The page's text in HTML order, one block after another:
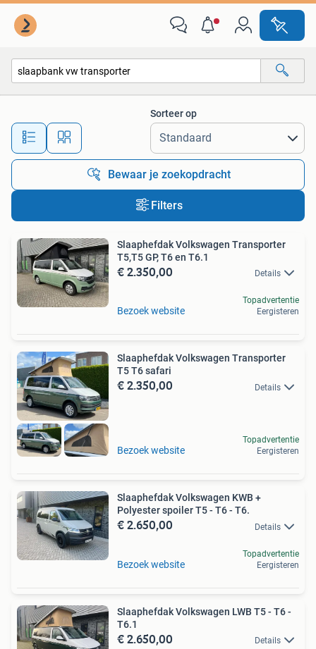
Alle afstanden…
Sorteer op
Bewaar je zoekopdracht
Filters
Slaaphefdak Volkswagen Transporter
T5,T5 GP, T6 en T6.1
€ 2.350,00 Details
Bezoek website
Topadvertentie
Eergisteren
Slaaphefdak Volkswagen Transporter
T5 T6 safari
€ 2.350,00 Details
Bezoek website
Topadvertentie
Eergisteren
Slaaphefdak Volkswagen KWB +
Polyester spoiler T5 - T6 - T6.
€ 2.650,00 Details
Bezoek website
Topadvertentie
Eergisteren
Slaaphefdak Volkswagen LWB T5 - T6 -
T6.1
€ 2.650,00 Details